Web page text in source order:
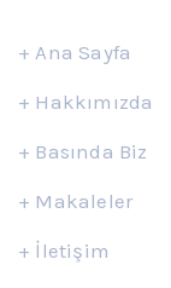
+Ana Sayfa
+ Hakkımızda
+ Basında Biz
+ Makaleler
+ İletişim